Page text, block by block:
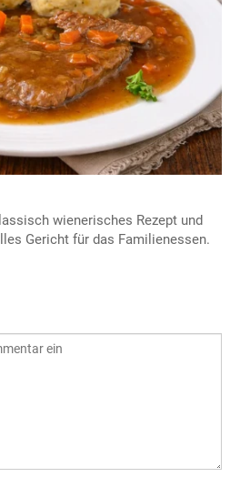
wienerisches Rezept und
Gericht für das Familienessen.